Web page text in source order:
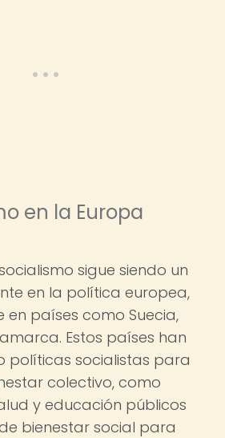
en la Europa
sigue siendo un
en la política europea,
en países como Suecia,
Estos países han
políticas socialistas para
colectivo, como
y educación públicos
bienestar social para